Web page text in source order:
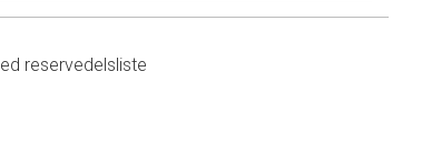
reservedelsliste